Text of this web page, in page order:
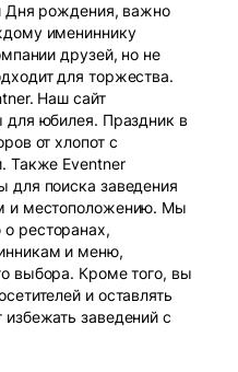
Дня рождения, важно
имениннику
друзей, но не
для торжества.
Наш сайт
для юбилея. Праздник в
от хлопот с
Также Eventner
для поиска заведения
и местоположению. Мы
ресторанах,
и меню,
выбора. Кроме того, вы
и оставлять
заведений с